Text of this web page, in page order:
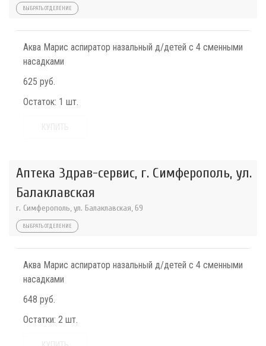
ВЫБРАТЬ ОТДЕЛЕНИЕ
Аква Марис аспиратор назальный д/детей с 4 сменными
насадками
625 руб.
Остаток: 1 шт.
Аптека Здрав-сервис, г. Симферополь, ул.
Балаклавская
г. Симферополь, ул. Балаклавская, 69
ВЫБРАТЬ ОТДЕЛЕНИЕ
Аква Марис аспиратор назальный д/детей с 4 сменными
насадками
648 руб.
Остатки: 2 шт.